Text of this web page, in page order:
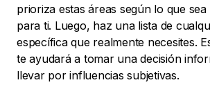
prioriza estas áreas según lo que
para ti. Luego, haz una lista de
específica que realmente necesites.
te ayudará a tomar una decisión
llevar por influencias subjetivas.